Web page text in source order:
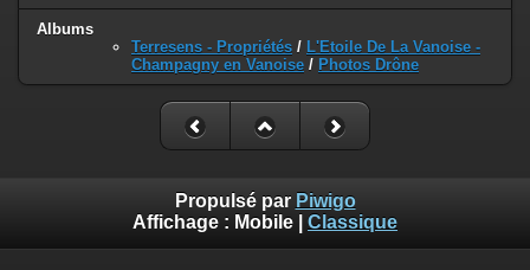
Albums
Terresens - Propriétés / L'Etoile De La Vanoise -
Champagny en Vanoise / Photos Drône
Propulsé par Piwigo
Affichage : Mobile Classique